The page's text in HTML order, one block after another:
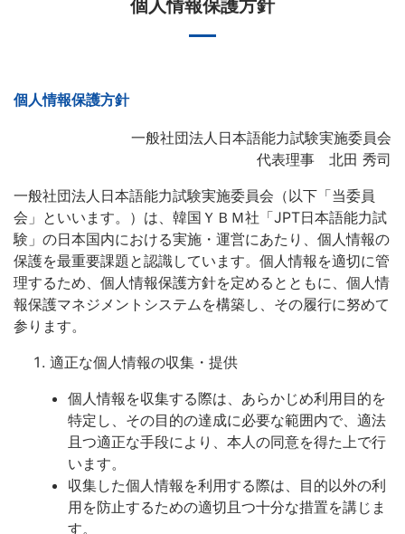
個人情報保護方針
個人情報保護方針
一般社団法人日本語能力試験実施委員会
代表理事 北田 秀司
一般社団法人日本語能力試験実施委員会（以下「当委員
会」といいます。）は、韓国ＹＢＭ社「JPT日本語能力試
験」の日本国内における実施・運営にあたり、個人情報の
保護を最重要課題と認識しています。個人情報を適切に管
理するため、個人情報保護方針を定めるとともに、個人情
報保護マネジメントシステムを構築し、その履行に努めて
参ります。
適正な個人情報の収集・提供
個人情報を収集する際は、あらかじめ利用目的を
特定し、その目的の達成に必要な範囲内で、適法
且つ適正な手段により、本人の同意を得た上で行
います。
収集した個人情報を利用する際は、目的以外の利
用を防止するための適切且つ十分な措置を講じま
す。